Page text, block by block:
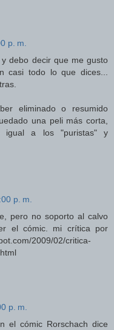
p. m.
debo decir que me gusto
casi todo lo que dices...
eliminado o resumido
una peli más corta,
igual a los "puristas" y
p. m.
pero no soporto al calvo
el cómic. mi crítica por
2009/02/critica-
p. m.
el cómic Rorschach dice